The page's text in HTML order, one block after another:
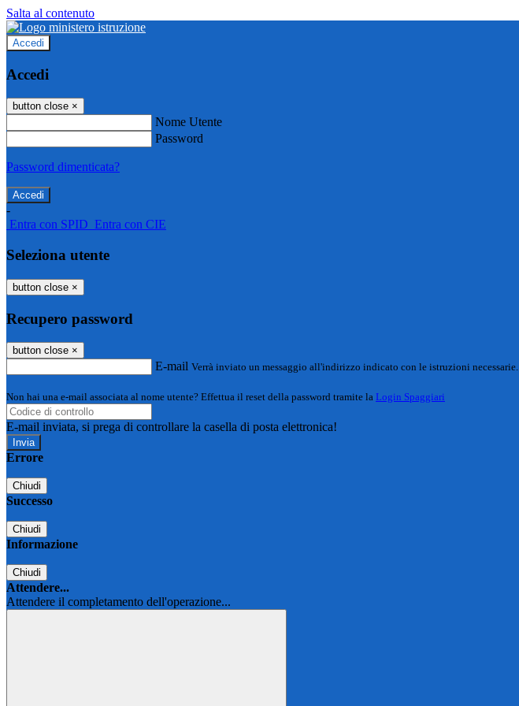
Salta al contenuto
Accedi
Accedi
button close ×
Nome Utente
Password
Password dimenticata?
-
Entra con SPID Entra con CIE
Seleziona utente
button close ×
Recupero password
button close ×
E-mail Verrà inviato un messaggio all'indirizzo indicato con le istruzioni necessarie.
Non hai una e-mail associata al nome utente? Effettua il reset della password tramite la Login Spaggiari
E-mail inviata, si prega di controllare la casella di posta elettronica!
Errore
Chiudi
Successo
Chiudi
Informazione
Chiudi
Attendere...
Attendere il completamento dell'operazione...